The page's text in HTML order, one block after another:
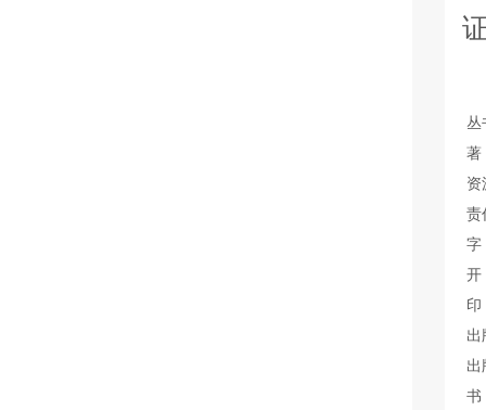
丛
著
资
责
出
出